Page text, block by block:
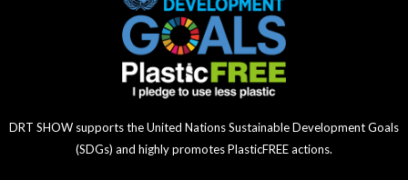
DRT SHOW supports the United Nations Sustainable Development Goals
(SDGs) and highly promotes PlasticFREE actions.